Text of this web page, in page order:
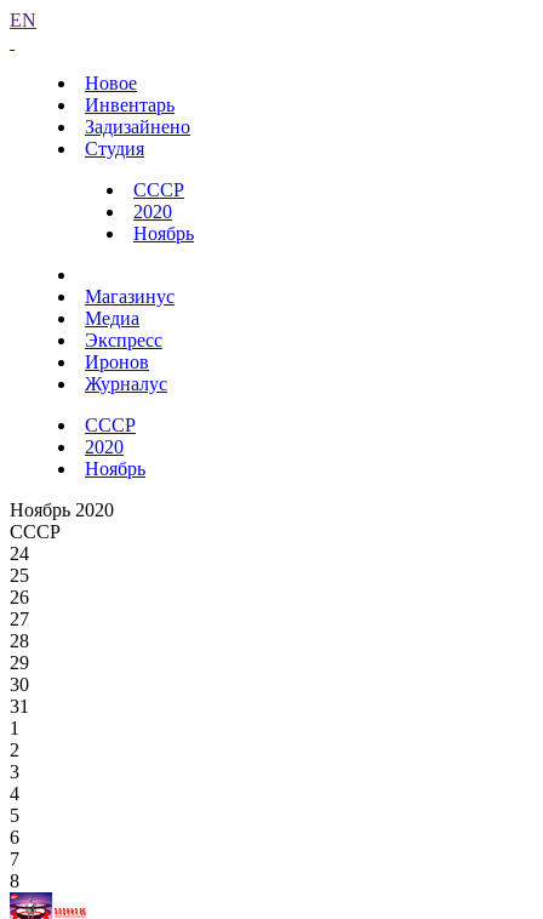
EN
Новое
Инвентарь
Задизайнено
Студия
СССР
2020
Ноябрь
Магазинус
Медиа
Экспресс
Иронов
Журналус
СССР
2020
Ноябрь
Ноябрь 2020
СССР
24
25
26
27
28
29
30
31
1
2
3
4
5
6
7
8